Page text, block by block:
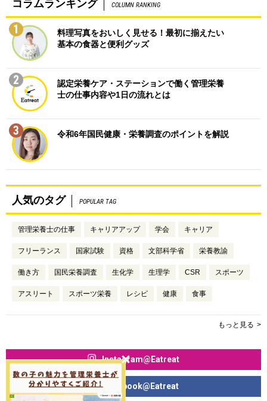
コラムランキング COLUMN RANKING
1
料理写真をおいしく見せる！最初に揃えたい
基本の食器と便利グッズ
2
認定栄養ケア・ステーションで働く管理栄養
士の仕事内容や1日の流れとは
3 令和6年国民健康・栄養調査のポイントを解説
人気のタグ POPULAR TAG
管理栄養士の仕事 キャリアアップ 学会 キャリア
フリーランス 国家試験 資格 文部科学省 栄養教諭
働き方 国民栄養調査 生化学 生理学 CSR スポーツ
アスリート スポーツ栄養 レシピ 健康 食事
もっと見る
Instagram@Eatreat
Facebook@Eatreat